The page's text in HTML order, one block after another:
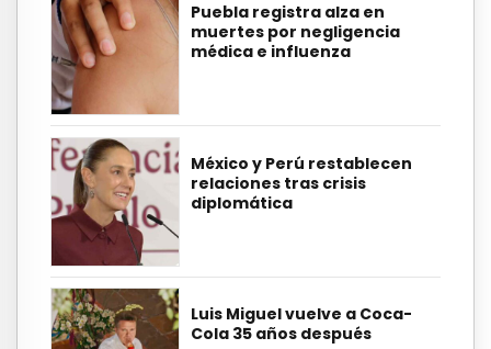
Puebla registra alza en
muertes por negligencia
médica e influenza
México y Perú restablecen
relaciones tras crisis
diplomática
Luis Miguel vuelve a Coca-
Cola 35 años después